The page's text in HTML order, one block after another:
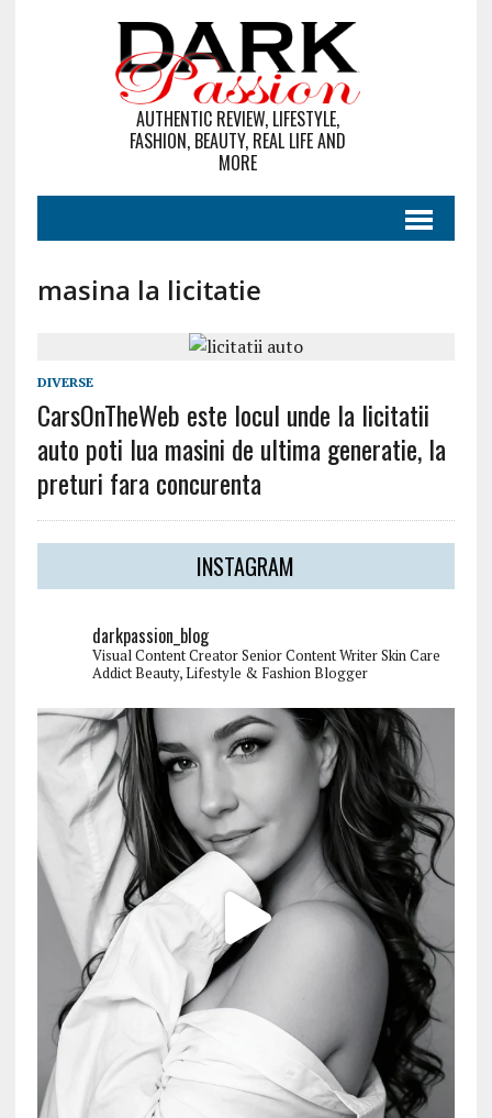
AUTHENTIC REVIEW, LIFESTYLE,
FASHION, BEAUTY, REAL LIFE AND
MORE
masina la licitatie
DIVERSE
CarsOnTheWeb este locul unde la licitatii
auto poti lua masini de ultima generatie, la
preturi fara concurenta
INSTAGRAM
darkpassion_blog
Visual Content CreatorSenior Content WriterSkin Care
AddictBeauty, Lifestyle & Fashion Blogger